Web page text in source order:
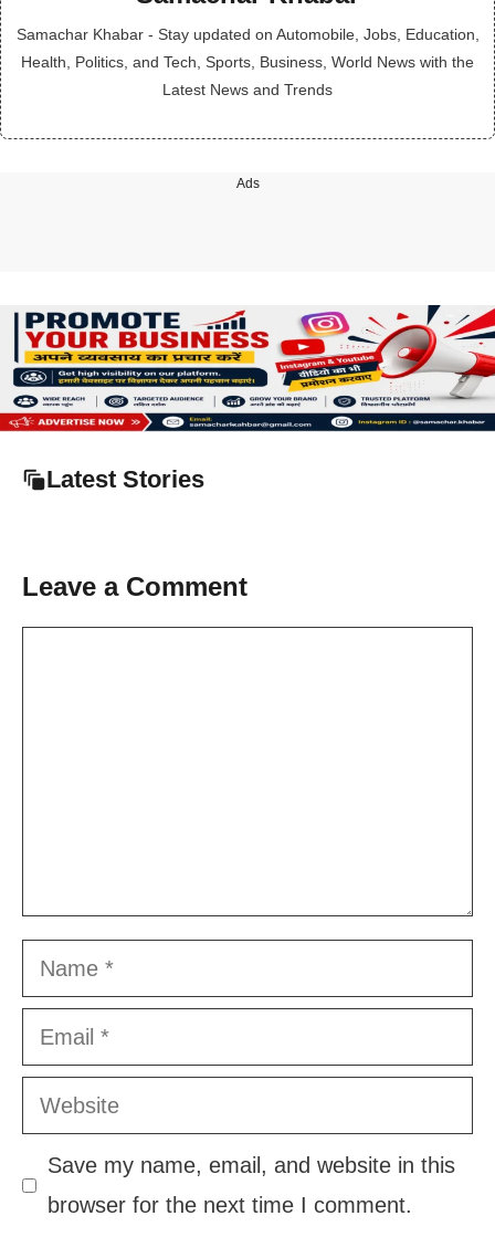
Samachar Khabar - Stay updated on Automobile, Jobs, Education,
Health, Politics, and Tech, Sports, Business, World News with the
Latest News and Trends
Ads
Latest Stories
Leave a Comment
Name
Email
Website
Save my name, email, and website in this
browser for the next time I comment.